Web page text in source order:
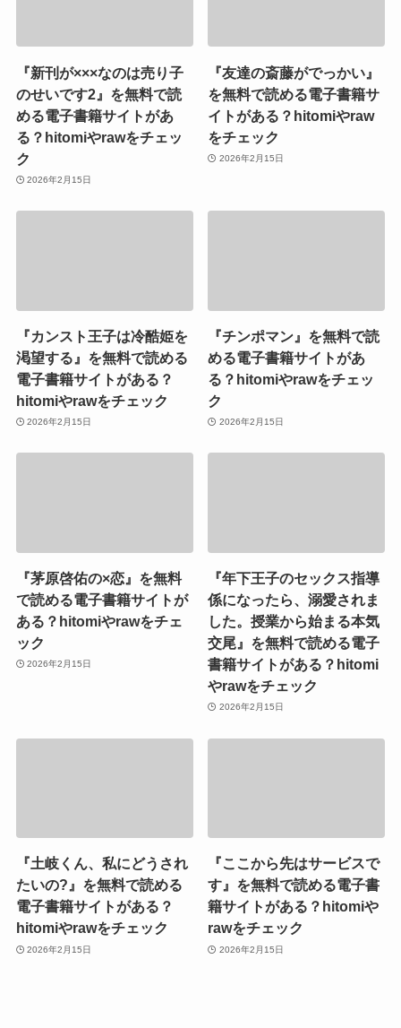
『新刊が×××なのは売り子
のせいです2』を無料で読
める電子書籍サイトがあ
る？hitomiやrawをチェッ
ク
2026年2月15日
『友達の斎藤がでっかい』
を無料で読める電子書籍サ
イトがある？hitomiやraw
をチェック
2026年2月15日
『カンスト王子は冷酷姫を
渇望する』を無料で読める
電子書籍サイトがある？
hitomiやrawをチェック
2026年2月15日
『チンポマン』を無料で読
める電子書籍サイトがあ
る？hitomiやrawをチェッ
ク
2026年2月15日
『茅原啓佑の×恋』を無料
で読める電子書籍サイトが
ある？hitomiやrawをチェ
ック
2026年2月15日
『年下王子のセックス指導
係になったら、溺愛されま
した。授業から始まる本気
交尾』を無料で読める電子
書籍サイトがある？hitomi
やrawをチェック
2026年2月15日
『土岐くん、私にどうされ
たいの?』を無料で読める
電子書籍サイトがある？
hitomiやrawをチェック
2026年2月15日
『ここから先はサービスで
す』を無料で読める電子書
籍サイトがある？hitomiや
rawをチェック
2026年2月15日